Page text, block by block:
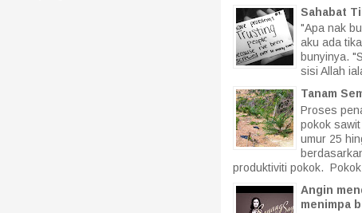
Sahabat
"Apa nak
aku ada
bunyinya.
sisi Allah
Tanam
Proses
pokok
umur 25
produktiviti pokok.
Angin
menimpa